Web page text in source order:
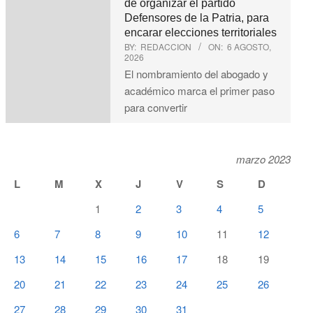
de organizar el partido
Defensores de la Patria, para
encarar elecciones territoriales
BY: REDACCION ON: 6 AGOSTO,
2026
El nombramiento del abogado y
académico marca el primer paso
para convertir
marzo 2023
L M X J V S D
1 2 3 4
5
6
7 8 9 10 11
12
13
14 15 16 17 18
19
20
21 22 23 24 25
26
27
28 29 30 31